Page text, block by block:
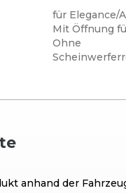
für Elegance/
Mit Öffnung
Ohne
anhand der